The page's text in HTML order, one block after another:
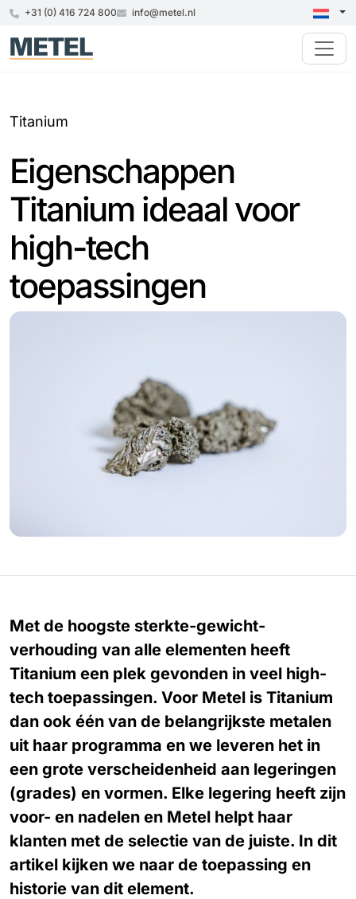
+31 (0) 416 724 800 info@metel.nl
Titanium
Eigenschappen
Titanium ideaal voor
high-tech
toepassingen
Met de hoogste sterkte-gewicht-
verhouding van alle elementen heeft
Titanium een plek gevonden in veel high-
tech toepassingen. Voor Metel is Titanium
dan ook één van de belangrijkste metalen
uit haar programma en we leveren het in
een grote verscheidenheid aan legeringen
(grades) en vormen. Elke legering heeft zijn
voor- en nadelen en Metel helpt haar
klanten met de selectie van de juiste. In dit
artikel kijken we naar de toepassing en
historie van dit element.